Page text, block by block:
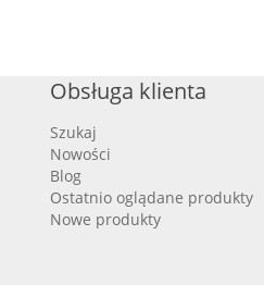
Obsługa klienta
Szukaj
Nowości
Blog
Ostatnio oglądane produkty
Nowe produkty